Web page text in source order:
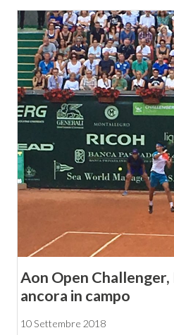
Aon Open
ancora in campo
10 Settembre 2018